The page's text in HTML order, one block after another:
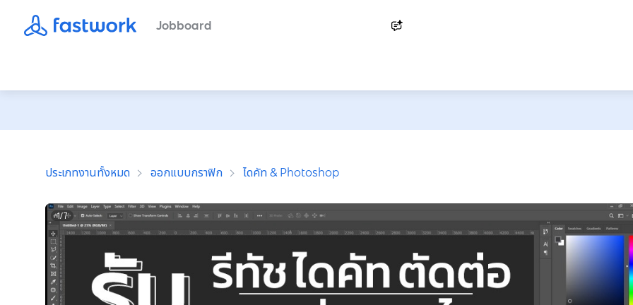
Jobboard
ประเภทงานทั้งหมด ออกแบบกราฟิก ไดคัท & Photoshop
1/7